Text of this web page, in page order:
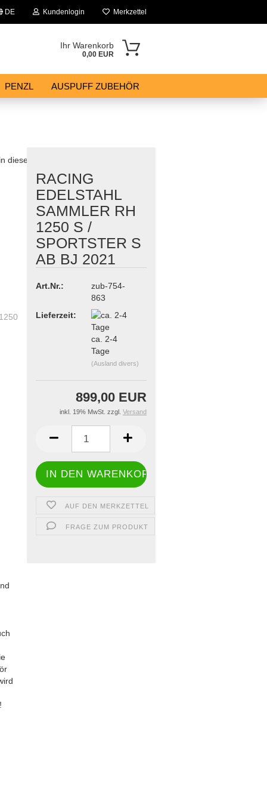
DE Kundenlogin Merkzettel
Ihr Warenkorb
0,00 EUR
PENZL AUSPUFF ZUBEHÖR
dieser Kategorie
RACING
EDELSTAHL
SAMMLER RH
1250 S /
SPORTSTER S
AB BJ 2021
Art.Nr.:
zub-754-
863
Lieferzeit:
ca. 2-4
Tage
(Ausland divers)
899,00 EUR
inkl. 19% MwSt. zzgl. Versand
AUF DEN MERKZETTEL
FRAGE ZUM PRODUKT